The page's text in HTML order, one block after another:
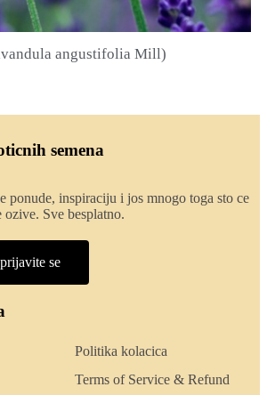
QUICK VIEW
angustifolia Mill)
semena
ponude, inspiraciju i jos mnogo toga sto ce
Sve besplatno.
se
Politika kolacica
Terms of Service & Refund